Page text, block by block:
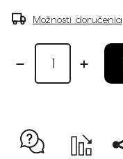
Možnosti doručenia